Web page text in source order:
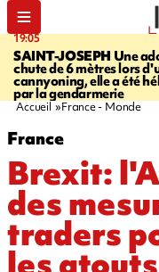
19:05
SAINT-JOSEPH Une
chute de 6 mètres lors
cannyoning, elle a été
par la gendarmerie
Accueil France - Monde
France
Brexit:
des
traders